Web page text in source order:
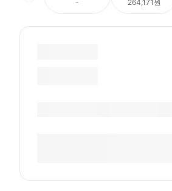
- 264,171원